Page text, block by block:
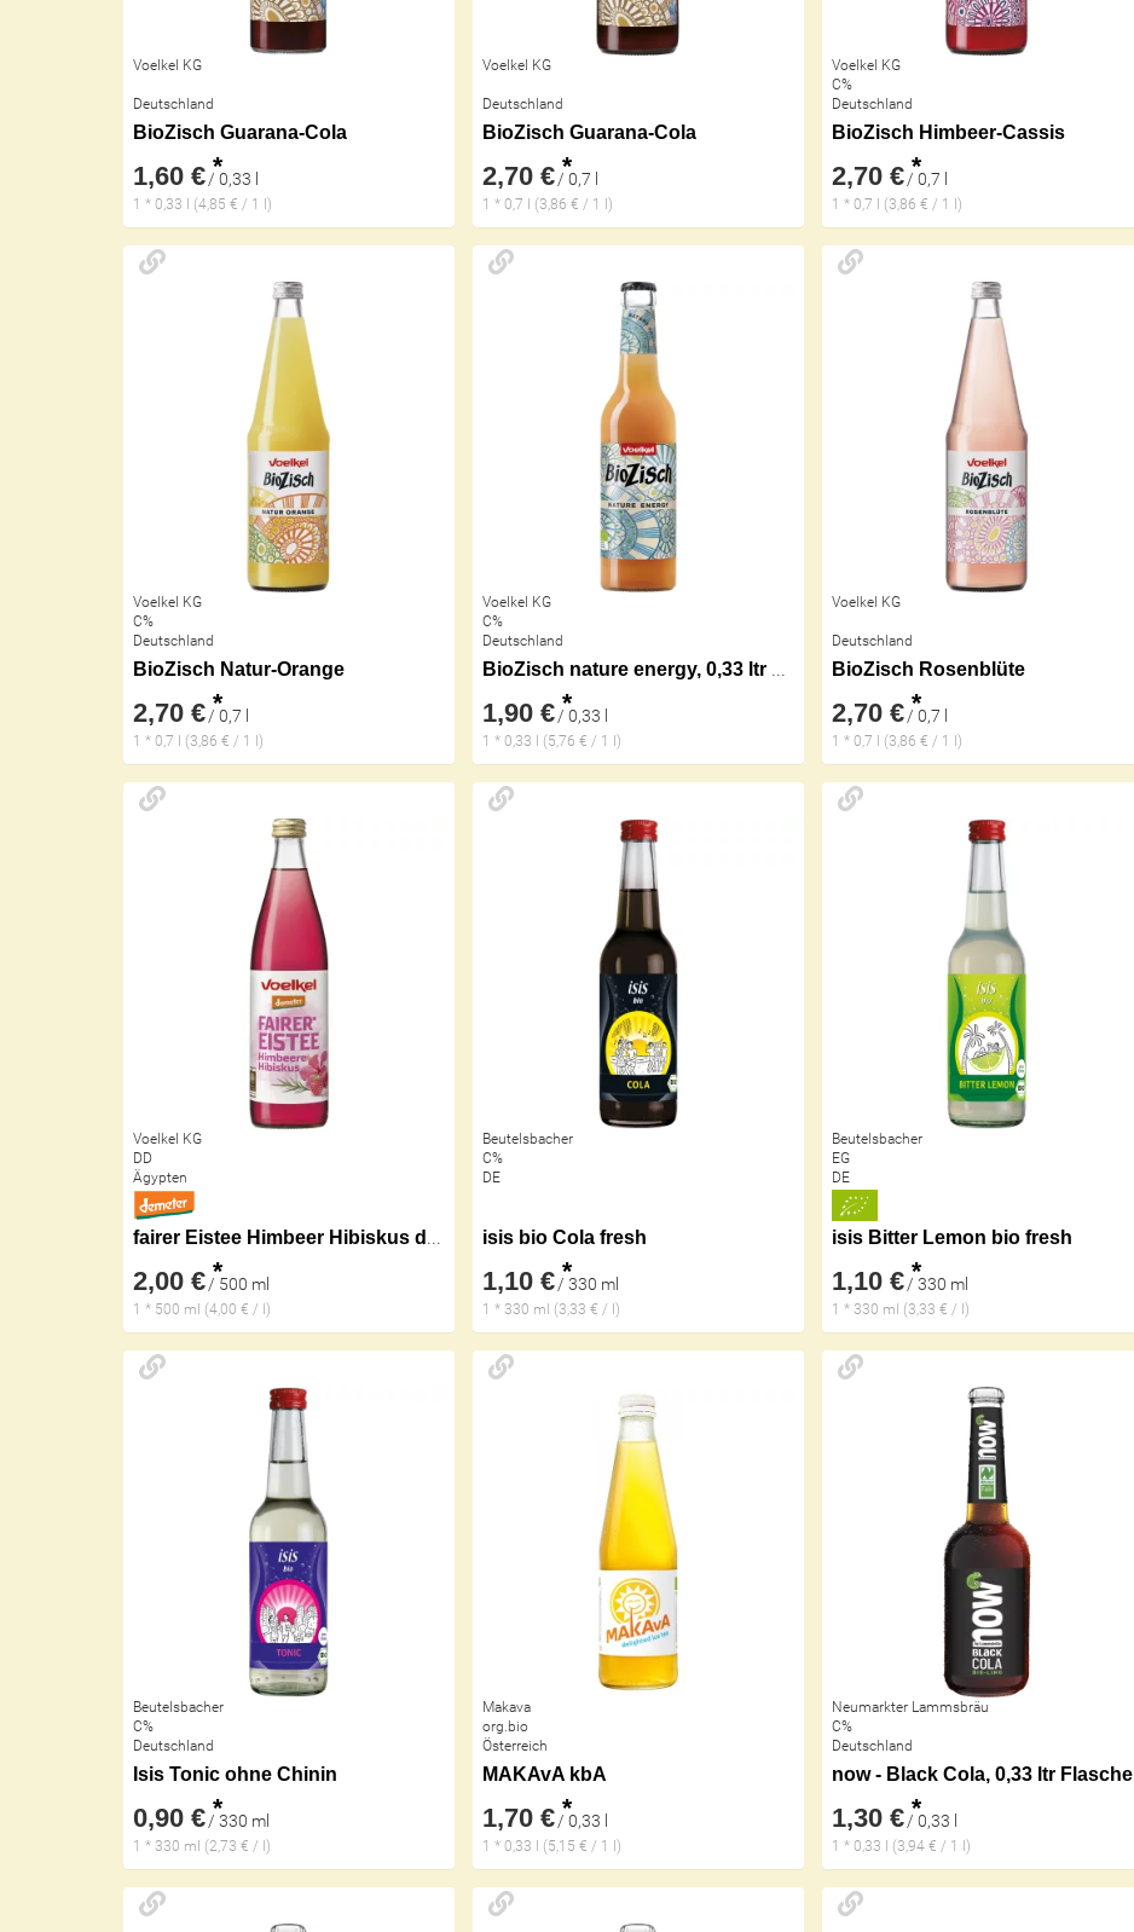
Voelkel KG
Deutschland
BioZisch Guarana-Cola
1,60 € *
/ 0,33 l
1 * 0,33 l (4,85 € / 1 l)
Voelkel KG
Deutschland
BioZisch Guarana-Cola
2,70 €*
/ 0,7 l
1 * 0,7 l (3,86 € / 1 l)
Voelkel KG
C%
Deutschland
BioZisch Himbeer-Cassis
2,70 €*
/ 0,7 l
1 * 0,7 l (3,86 € / 1 l)
Voelkel KG
C%
Deutschland
BioZisch Natur-Orange
2,70 € *
/ 0,7 l
1 * 0,7 l (3,86 € / 1 l)
Voelkel KG
C%
Deutschland
BioZisch nature energy, 0,33 ltr Flasche
1,90 €*
/ 0,33 l
1 * 0,33 l (5,76 € / 1 l)
Voelkel KG
Deutschland
BioZisch Rosenblüte
2,70 €*
/ 0,7 l
1 * 0,7 l (3,86 € / 1 l)
Voelkel KG
DD
Ägypten
fairer Eistee Himbeer Hibiskus demeter
2,00 € *
/ 500 ml
1 * 500 ml (4,00 € / l)
Beutelsbacher
C%
DE
isis bio Cola fresh
1,10 €*
/ 330 ml
1 * 330 ml (3,33 € / l)
Beutelsbacher
EG
DE
isis Bitter Lemon bio fresh
1,10 €*
/ 330 ml
1 * 330 ml (3,33 € / l)
Beutelsbacher
C%
Deutschland
Isis Tonic ohne Chinin
0,90 € *
/ 330 ml
1 * 330 ml (2,73 € / l)
Makava
org.bio
Österreich
MAKAvA kbA
1,70 €*
/ 0,33 l
1 * 0,33 l (5,15 € / 1 l)
Neumarkter Lammsbräu
C%
Deutschland
now - Black Cola, 0,33 ltr Flasche
1,30 €*
/ 0,33 l
1 * 0,33 l (3,94 € / 1 l)